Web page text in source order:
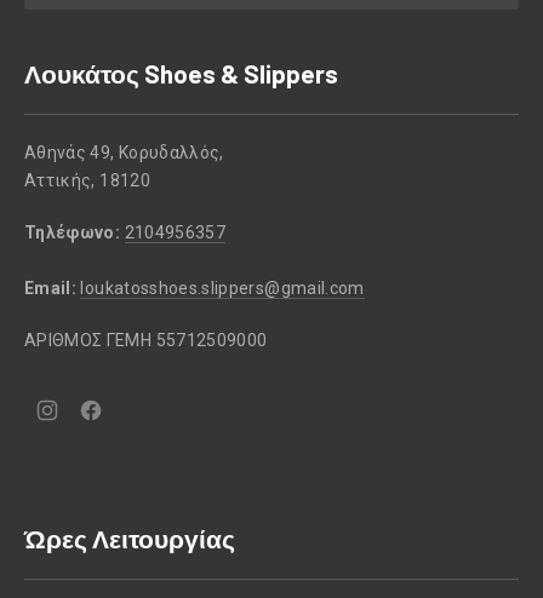
Λουκάτος Shoes & Slippers
Αθηνάς 49, Κορυδαλλός,
Αττικής, 18120
Τηλέφωνο: 2104956357
Email: loukatosshoes.slippers@gmail.com
ΑΡΙΘΜΟΣ ΓΕΜΗ 55712509000
Νέο
Νέο
Ώρες Λειτουργίας